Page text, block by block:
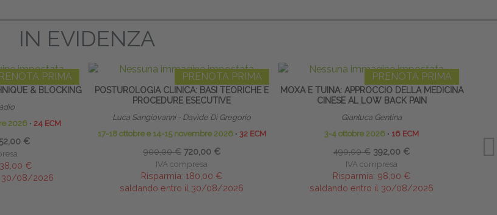
IN EVIDENZA
PRIMA
& BLOCKING
2026 ∙ 24 ECM
€
€
30/08/2026
PRENOTA PRIMA
POSTUROLOGIA CLINICA: BASI TEORICHE E
PROCEDURE ESECUTIVE
Luca Sangiovanni - Davide Di Gregorio
17-18 ottobre e 14-15 novembre 2026 ∙ 32 ECM
900,00 € 720,00 €
IVA compresa
Risparmia: 180,00 €
saldando entro il 30/08/2026
PRENOTA PRIMA
MOXA E TUINA: APPROCCIO DELLA MEDICINA
CINESE AL LOW BACK PAIN
Gianluca Gentina
3-4 ottobre 2026 ∙ 16 ECM
490,00 € 392,00 €
IVA compresa
Risparmia: 98,00 €
saldando entro il 30/08/2026